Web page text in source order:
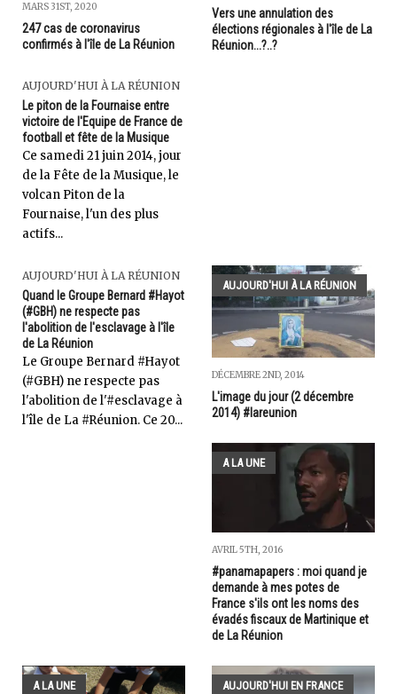
MARS 31ST, 2020
247 cas de coronavirus
confirmés à l'île de La Réunion
Vers une annulation des
élections régionales à l'île de La
Réunion...?..?
AUJOURD'HUI À LA RÉUNION
Le piton de la Fournaise entre
victoire de l'Equipe de France de
football et fête de la Musique
Ce samedi 21 juin 2014, jour
de la Fête de la Musique, le
volcan Piton de la
Fournaise, l'un des plus
actifs...
AUJOURD'HUI À LA RÉUNION
Quand le Groupe Bernard #Hayot
(#GBH) ne respecte pas
l'abolition de l'esclavage à l'île
de La Réunion
Le Groupe Bernard #Hayot
(#GBH) ne respecte pas
l'abolition de l'#esclavage à
l'île de La #Réunion. Ce 20...
AUJOURD'HUI À LA RÉUNION
DÉCEMBRE 2ND, 2014
L'image du jour (2 décembre
2014) #lareunion
A LA UNE
AVRIL 5TH, 2016
#panamapapers : moi quand je
demande à mes potes de
France s'ils ont les noms des
évadés fiscaux de Martinique et
de La Réunion
A LA UNE AUJOURD'HUI EN FRANCE